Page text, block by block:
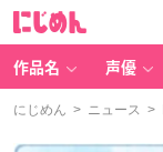
作品名 声優
にじめん > ニュース >